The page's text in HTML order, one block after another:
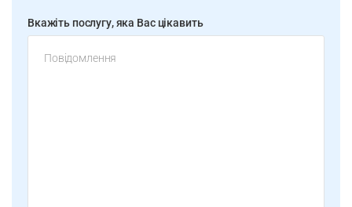
Вкажіть послугу, яка Вас цікавить